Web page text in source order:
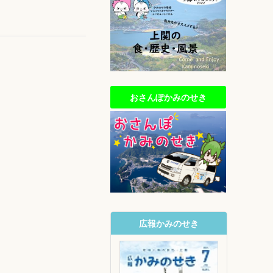
おさんぽかみのせき
広報かみのせき